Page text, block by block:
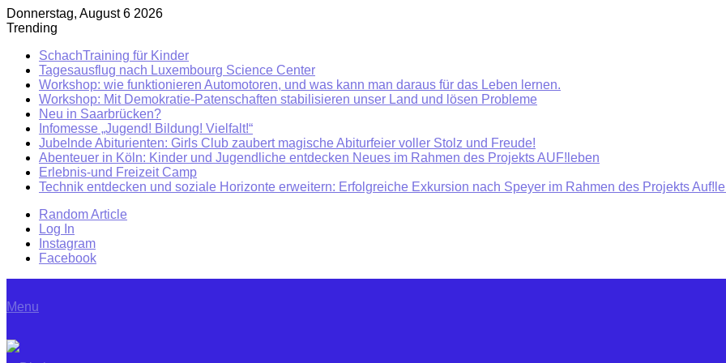
Donnerstag, August 6 2026
Trending
SchachTraining für Kinder
Tagesausflug nach Luxembourg Science Center
Workshop: wie funktionieren Automotoren, und was kann man daraus für das Leben lernen.
Workshop: Mit Demokratie-Patenschaften stabilisieren unser Land und lösen Probleme
Neu in Saarbrücken?
Infomesse „Jugend! Bildung! Vielfalt!“
Jubelnde Abiturienten: Girls Club zaubert magische Abiturfeier voller Stolz und Freude!
Abenteuer in Köln: Kinder und Jugendliche entdecken Neues im Rahmen des Projekts AUF!leben
Erlebnis-und Freizeit Camp
Technik entdecken und soziale Horizonte erweitern: Erfolgreiche Exkursion nach Speyer im Rahmen des Projekts
Random Article
Log In
Instagram
Facebook
Menu